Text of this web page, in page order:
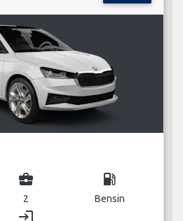
business_center
2
local_gas_station
Bensin
login